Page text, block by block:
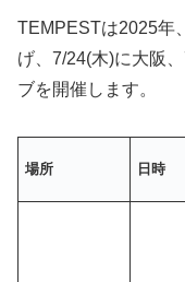
TEMPESTは2025年
げ、7/24(木)に大阪
ブを開催します。
場所 日時